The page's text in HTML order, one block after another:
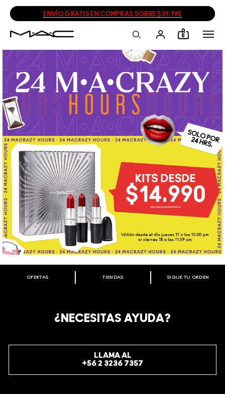
ENVÍO GRATIS EN COMPRAS SOBRE $39.990
0
BIENVENIDO A M·A·C COSMETICS
REGÍSTRATE AHORA PARA RECIBIR INFORMACIÓN
OFERTAS TIENDAS SIGUE TU ORDEN
¿NECESITAS AYUDA?
LLAMA AL
+56 2 3236 7357